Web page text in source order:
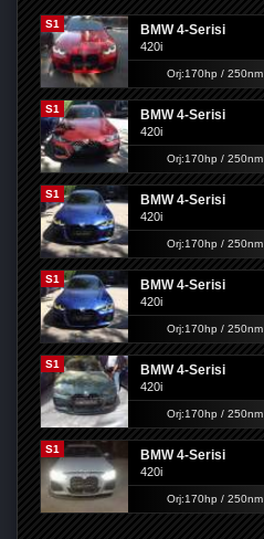
S1 BMW 4-Serisi
420i
Orj:170hp / 250nm
S1 BMW 4-Serisi
420i
Orj:170hp / 250nm
S1 BMW 4-Serisi
420i
Orj:170hp / 250nm
S1 BMW 4-Serisi
420i
Orj:170hp / 250nm
S1 BMW 4-Serisi
420i
Orj:170hp / 250nm
S1 BMW 4-Serisi
420i
Orj:170hp / 250nm